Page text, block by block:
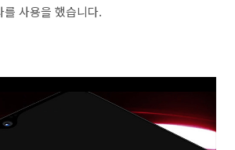
사용을 했습니다.